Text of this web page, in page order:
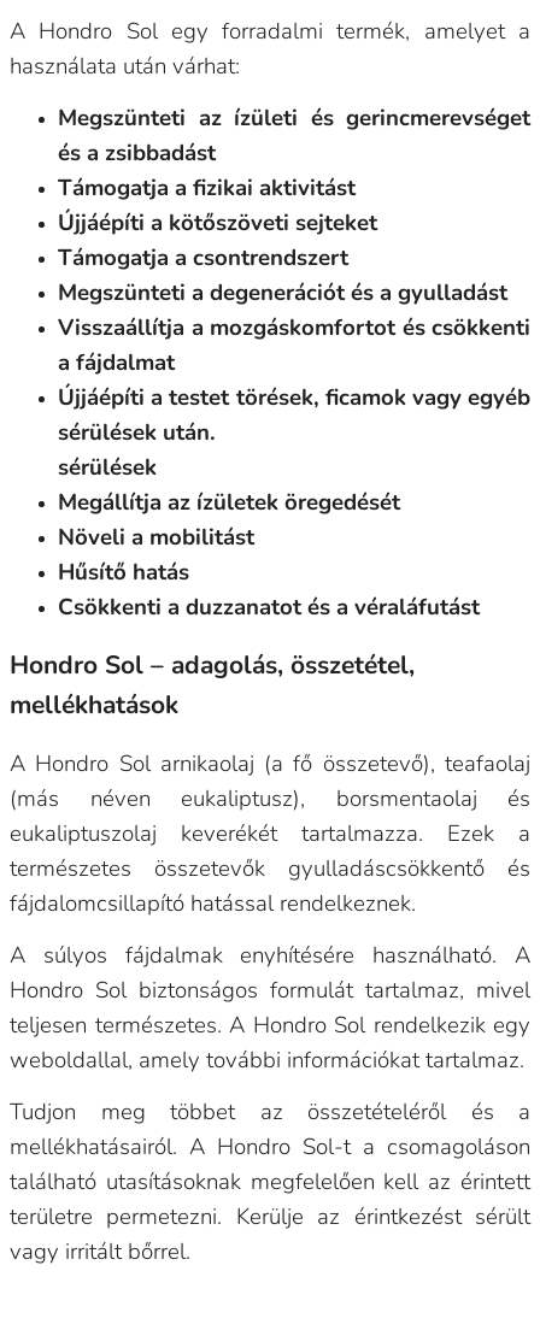
A Hondro Sol egy forradalmi termék, amelyet a
használata után várhat:
Megszünteti az ízületi és gerincmerevséget
és a zsibbadást
Támogatja a fizikai aktivitást
Újjáépíti a kötőszöveti sejteket
Támogatja a csontrendszert
Megszünteti a degenerációt és a gyulladást
Visszaállítja a mozgáskomfortot és csökkenti
a fájdalmat
Újjáépíti a testet törések, ficamok vagy egyéb
sérülések után.
sérülések
Megállítja az ízületek öregedését
Növeli a mobilitást
Hűsítő hatás
Csökkenti a duzzanatot és a véraláfutást
Hondro Sol – adagolás, összetétel,
mellékhatások
A Hondro Sol arnikaolaj (a fő összetevő), teafaolaj
(más néven eukaliptusz), borsmentaolaj és
eukaliptuszolaj keverékét tartalmazza. Ezek a
természetes összetevők gyulladáscsökkentő és
fájdalomcsillapító hatással rendelkeznek.
A súlyos fájdalmak enyhítésére használható. A
Hondro Sol biztonságos formulát tartalmaz, mivel
teljesen természetes. A Hondro Sol rendelkezik egy
weboldallal, amely további információkat tartalmaz.
Tudjon meg többet az összetételéről és a
mellékhatásairól. A Hondro Sol-t a csomagoláson
található utasításoknak megfelelően kell az érintett
területre permetezni. Kerülje az érintkezést sérült
vagy irritált bőrrel.